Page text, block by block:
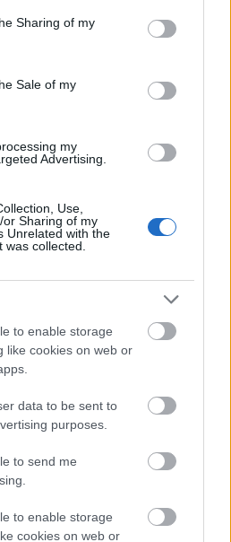
behaviour. You may click to
and its third-party tags to
purposes in below Google
Sharing of my
Sale of my
my
Advertising.
Use,
Sharing of my
Unrelated with the
collected.
to enable storage
like cookies on web or
data to be sent to
purposes.
to send me
to enable storage
cookies on web or
στοgoogle news και
πάντα γύρω από τα
ομορφιάς, την
τους και τα πιο
ΤΩΡΑ
Αυτά τα ζώδια είναι
στη μαμά τους
που δεν χρειάζεται να